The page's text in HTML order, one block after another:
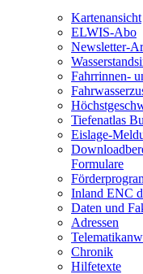
Kartenansicht
ELWIS-Abo
Newsletter-
Fahrrinnen-
Tiefenatlas
Eislage-
Formulare
Inland ENC
Daten und
Adressen
Chronik
Hilfetexte